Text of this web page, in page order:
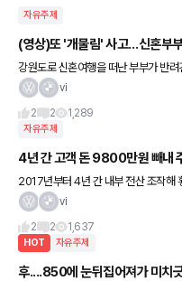
자유주제
(영상)또 '개물림' 사고…신혼부
강원도로 신혼여행을 떠난 부부가 반
난 보더콜리로 인해 부상을 입고 말았다. 30일 YTN에 따르면 지난
vi
2
2 1,289
자유주제
4년 간 고객 돈 9800만원 빼내
2017년부터 4년 간 내부 전산 조작해
농협 직원이 약 4년 간 내부 전산시스
vi
2
2 1,637
HOT 자유주제
후....850에 눈뒤집어져가 미치